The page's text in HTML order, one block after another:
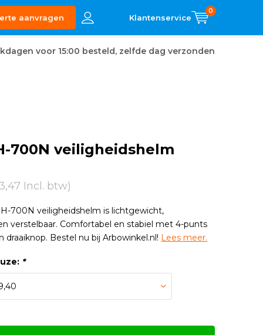
aanvragen
0
voor 15:00 besteld, zelfde dag verzonden
700N veiligheidshelm
Incl. btw)
700N veiligheidshelm is lichtgewicht,
verstelbaar. Comfortabel en stabiel met 4-punts
draaiknop. Bestel nu bij Arbowinkel.nl! Lees meer.
*